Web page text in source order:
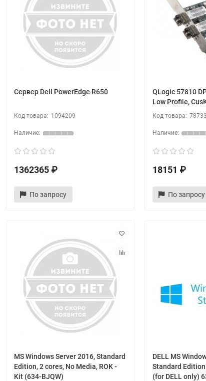
Сервер Dell PowerEdge R650
1094209
1362365 ₽
По запросу
QLogic 57810
Low Profile,
18151 ₽
По запросу
MS Windows Server 2016, Standard
Edition, 2 cores, No Media, ROK -
Kit (634-BJQW)
DELL MS
Standard Edition
(for DELL only)